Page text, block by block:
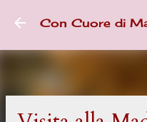
Passa ai
Con Cuore di